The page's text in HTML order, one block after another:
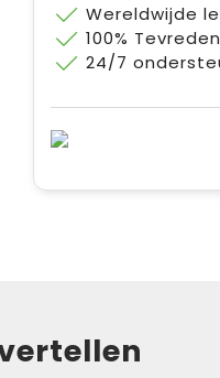
Wereldwijde
100%
24/7